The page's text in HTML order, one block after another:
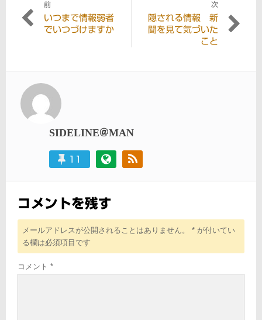
投
稿
ビ
ゲ
ー
前
過
去
稿:
いつまで情報弱者
でいつづけますか
次
隠される情報 新
聞を見て気づいた
こと
SIDELINE@MAN
11
コメントを残す
メールアドレスが公開されることはありません。 * が付いてい
る欄は必須項目です
コメント *